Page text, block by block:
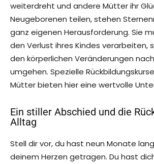
weiterdreht und andere Mütter ihr
Neugeborenen teilen, stehen
ganz eigenen Herausforderung. Sie
den Verlust ihres Kindes verarbeiten,
den körperlichen Veränderungen
umgehen. Spezielle
Mütter bieten hier eine wertvolle
Ein stiller Abschied und die
Alltag
Stell dir vor, du hast neun Monate
deinem Herzen getragen. Du hast